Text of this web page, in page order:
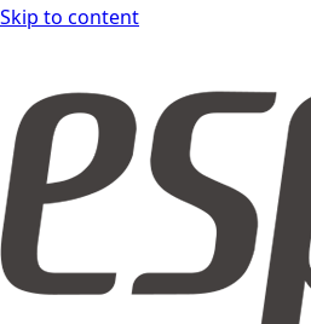
Skip to content